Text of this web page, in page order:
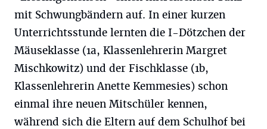
mit Schwungbändern auf. In einer kurzen
Unterrichtsstunde lernten die I-Dötzchen der
Mäuseklasse (1a, Klassenlehrerin Margret
Mischkowitz) und der Fischklasse (1b,
Klassenlehrerin Anette Kemmesies) schon
einmal ihre neuen Mitschüler kennen,
während sich die Eltern auf dem Schulhof bei